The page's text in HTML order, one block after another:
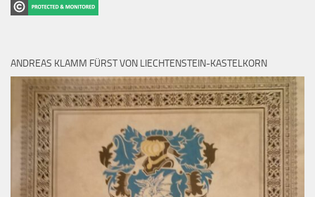
ANDREAS KLAMM FÜRST VON LIECHTENSTEIN-KASTELKORN